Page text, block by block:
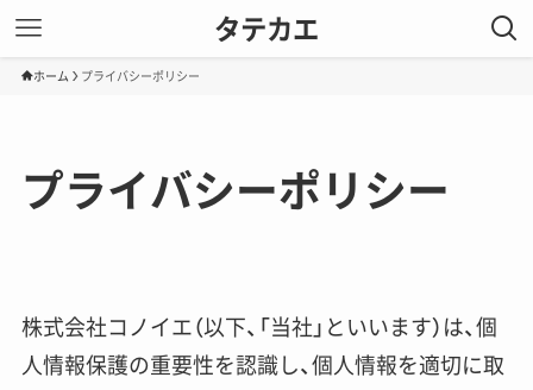
タテカエ
ホーム プライバシーポリシー
プライバシーポリシー
株式会社コノイエ（以下、「当社」といいます）は、個
人情報保護の重要性を認識し、個人情報を適切に取